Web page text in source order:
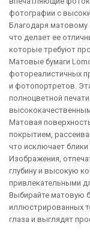
фотографии с
Благодаря матовому
что делает ее
которые требуют
Матовые бумаги
фотореалистичных
и фотопортретов.
полноцветной
Матовая
покрытием,
что исключает блики
Изображения,
глубину и высокую
привлекательными
Выбирайте матовую
иллюстрированных
глаза и выглядят